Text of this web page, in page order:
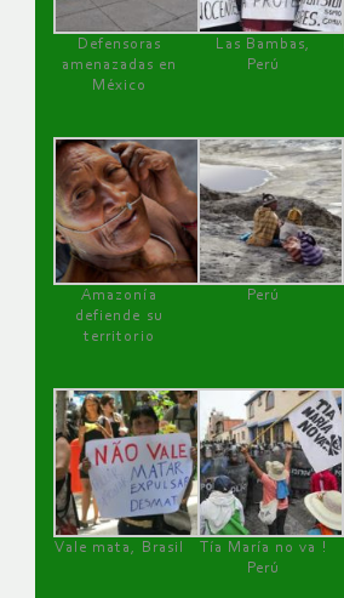
Defensoras
amenazadas en
México
Las Bambas,
Perú
Amazonía
defiende su
territorio
Perú
Vale mata, Brasil
Tía María no va !
Perú